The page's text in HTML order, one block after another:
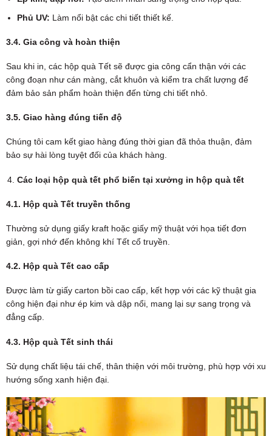
Phủ UV: Làm nổi bật các chi tiết thiết kế.
3.4. Gia công và hoàn thiện
Sau khi in, các hộp quà Tết sẽ được gia công cẩn thận với các
công đoạn như cán màng, cắt khuôn và kiểm tra chất lượng để
đảm bảo sản phẩm hoàn thiện đến từng chi tiết nhỏ.
3.5. Giao hàng đúng tiến độ
Chúng tôi cam kết giao hàng đúng thời gian đã thỏa thuận, đảm
bảo sự hài lòng tuyệt đối của khách hàng.
Các loại hộp quà tết phổ biến tại xưởng in hộp quà tết
4.1. Hộp quà Tết truyền thống
Thường sử dụng giấy kraft hoặc giấy mỹ thuật với họa tiết đơn
giản, gợi nhớ đến không khí Tết cổ truyền.
4.2. Hộp quà Tết cao cấp
Được làm từ giấy carton bồi cao cấp, kết hợp với các kỹ thuật gia
công hiện đại như ép kim và dập nổi, mang lại sự sang trọng và
đẳng cấp.
4.3. Hộp quà Tết sinh thái
Sử dụng chất liệu tái chế, thân thiện với môi trường, phù hợp với xu
hướng sống xanh hiện đại.